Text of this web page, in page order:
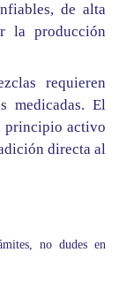
de alta
la producción
requieren
medicadas. El
principio activo
directa al
no dudes en